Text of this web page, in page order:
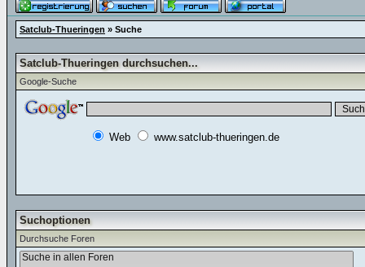
Satclub-Thueringen » Suche
Satclub-Thueringen durchsuchen...
Google-Suche
Web www.satclub-thueringen.de
Suchoptionen
Durchsuche Foren